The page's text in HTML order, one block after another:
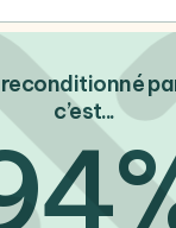
reconditionné
c’est...